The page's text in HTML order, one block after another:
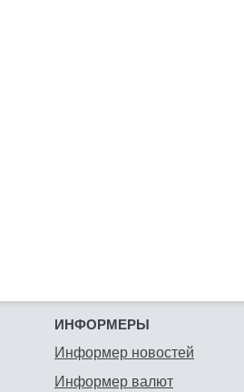
ИНФОРМЕРЫ
Информер новостей
Информер валют